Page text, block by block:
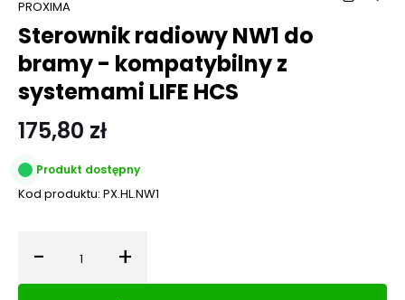
Sterownik radiowy NW1 do
bramy - kompatybilny z
systemami LIFE HCS
175,80 zł
Produkt dostępny
Kod produktu: PX.HL.NW1
- Ilość +